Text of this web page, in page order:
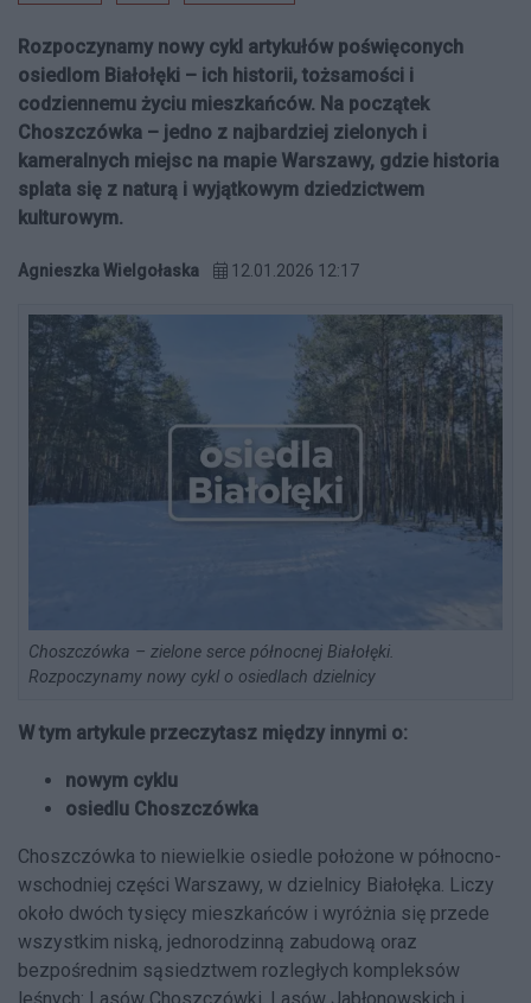
Rozpoczynamy nowy cykl artykułów poświęconych
osiedlom Białołęki – ich historii, tożsamości i
codziennemu życiu mieszkańców. Na początek
Choszczówka – jedno z najbardziej zielonych i
kameralnych miejsc na mapie Warszawy, gdzie historia
splata się z naturą i wyjątkowym dziedzictwem
kulturowym.
Agnieszka Wielgołaska 12.01.2026 12:17
Choszczówka – zielone serce północnej Białołęki.
Rozpoczynamy nowy cykl o osiedlach dzielnicy
W tym artykule przeczytasz między innymi o:
nowym cyklu
osiedlu Choszczówka
Choszczówka to niewielkie osiedle położone w północno-
wschodniej części Warszawy, w dzielnicy Białołęka. Liczy
około dwóch tysięcy mieszkańców i wyróżnia się przede
wszystkim niską, jednorodzinną zabudową oraz
bezpośrednim sąsiedztwem rozległych kompleksów